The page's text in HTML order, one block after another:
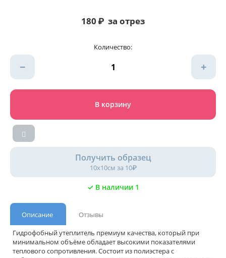
180₽ за отрез
Количество:
+
−
В корзину
Получить образец
10х10см за 10₽
✓ В наличии 1
Описание
Отзывы
Гидрофобный утеплитель премиум качества, который при
минимальном объёме обладает высокими показателями
теплового сопротивления. Состоит из полиэстера с